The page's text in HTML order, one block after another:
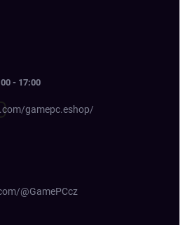
gamepc.eshop/
@GamePCcz